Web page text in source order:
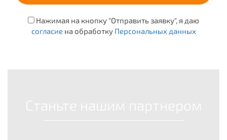
Нажимая на кнопку "Отправить заявку", я даю
согласиена обработку Персональных данных